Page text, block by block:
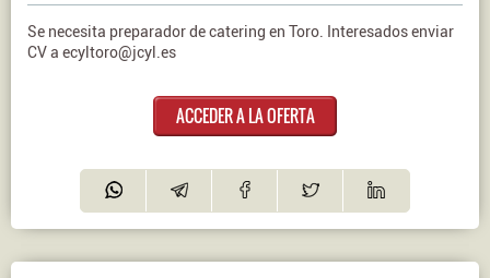
Se necesita preparador de catering en Toro. Interesados enviar
CV a ecyltoro@jcyl.es
ACCEDER A LA OFERTA